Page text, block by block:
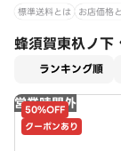
標準送料とは お店価格
蜂須賀東杁ノ下
ランキング順
営業時間外
50%OFF
クーポンあり